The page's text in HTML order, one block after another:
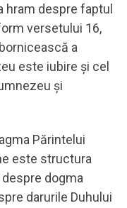
hram despre faptul
versetului 16,
a
este iubire şi cel
şi
Părintelui
este structura
despre dogma
darurile Duhului